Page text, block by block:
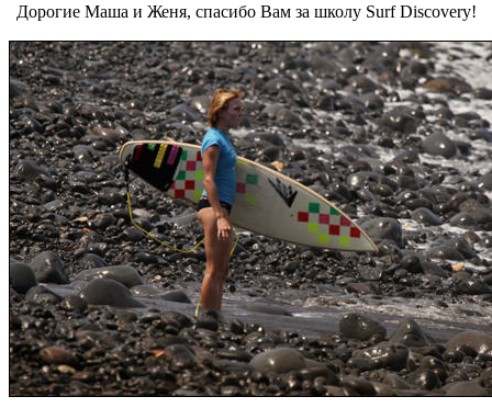
Дорогие Маша и Женя, спасибо Вам за школу Surf Discovery!